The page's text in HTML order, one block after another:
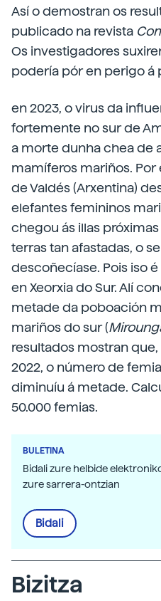
Así o demostran os
publicado na revista
Os investigadores
podería pór en perigo á
en 2023, o virus da
fortemente no sur de
a morte dunha chea de
mamíferos mariños.
de Valdés (Arxentina)
elefantes femininos
chegou ás illas
terras tan afastadas, o
descoñecíase. Pois iso
en Xeorxia do Sur. Alí
metade da poboación
mariños do sur (
resultados mostran
2022, o número de
diminuíu á metade.
50.000 femias.
BULETINA
Bidali zure helbide
zure sarrera-ontzian
Bidali
Bizitza